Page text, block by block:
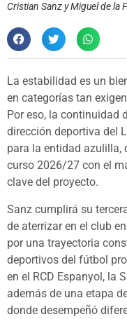
Cristian Sanz y Miguel de la
La estabilidad es un
en categorías tan
Por eso, la continuidad
dirección deportiva del
para la entidad azulilla,
curso 2026/27 con el
clave del proyecto.
Sanz cumplirá su
de aterrizar en el club
por una trayectoria
deportivos del fútbol
en el RCD Espanyol, la
además de una etapa
donde desempeñó